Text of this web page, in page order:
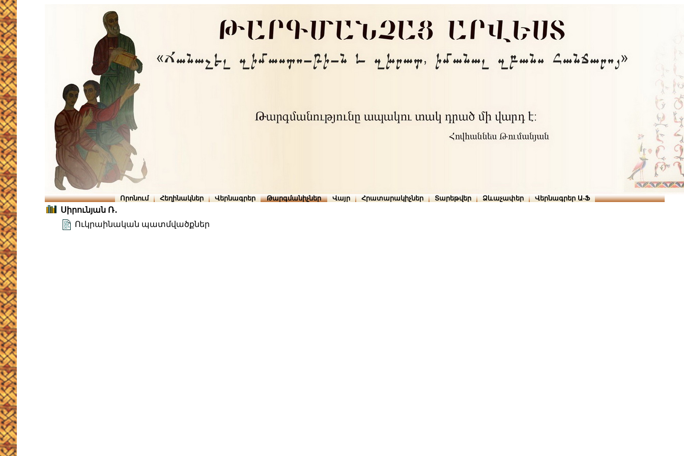
Որոնում Հեղինակներ Վերնագրեր Թարգմանիչներ Վայր Հրատարակիչներ Տարեթվեր Ձևաչափեր Վերնագրեր Ա-Ֆ
Սիրունյան Ռ․
Ուկրաինական պատմվածքներ